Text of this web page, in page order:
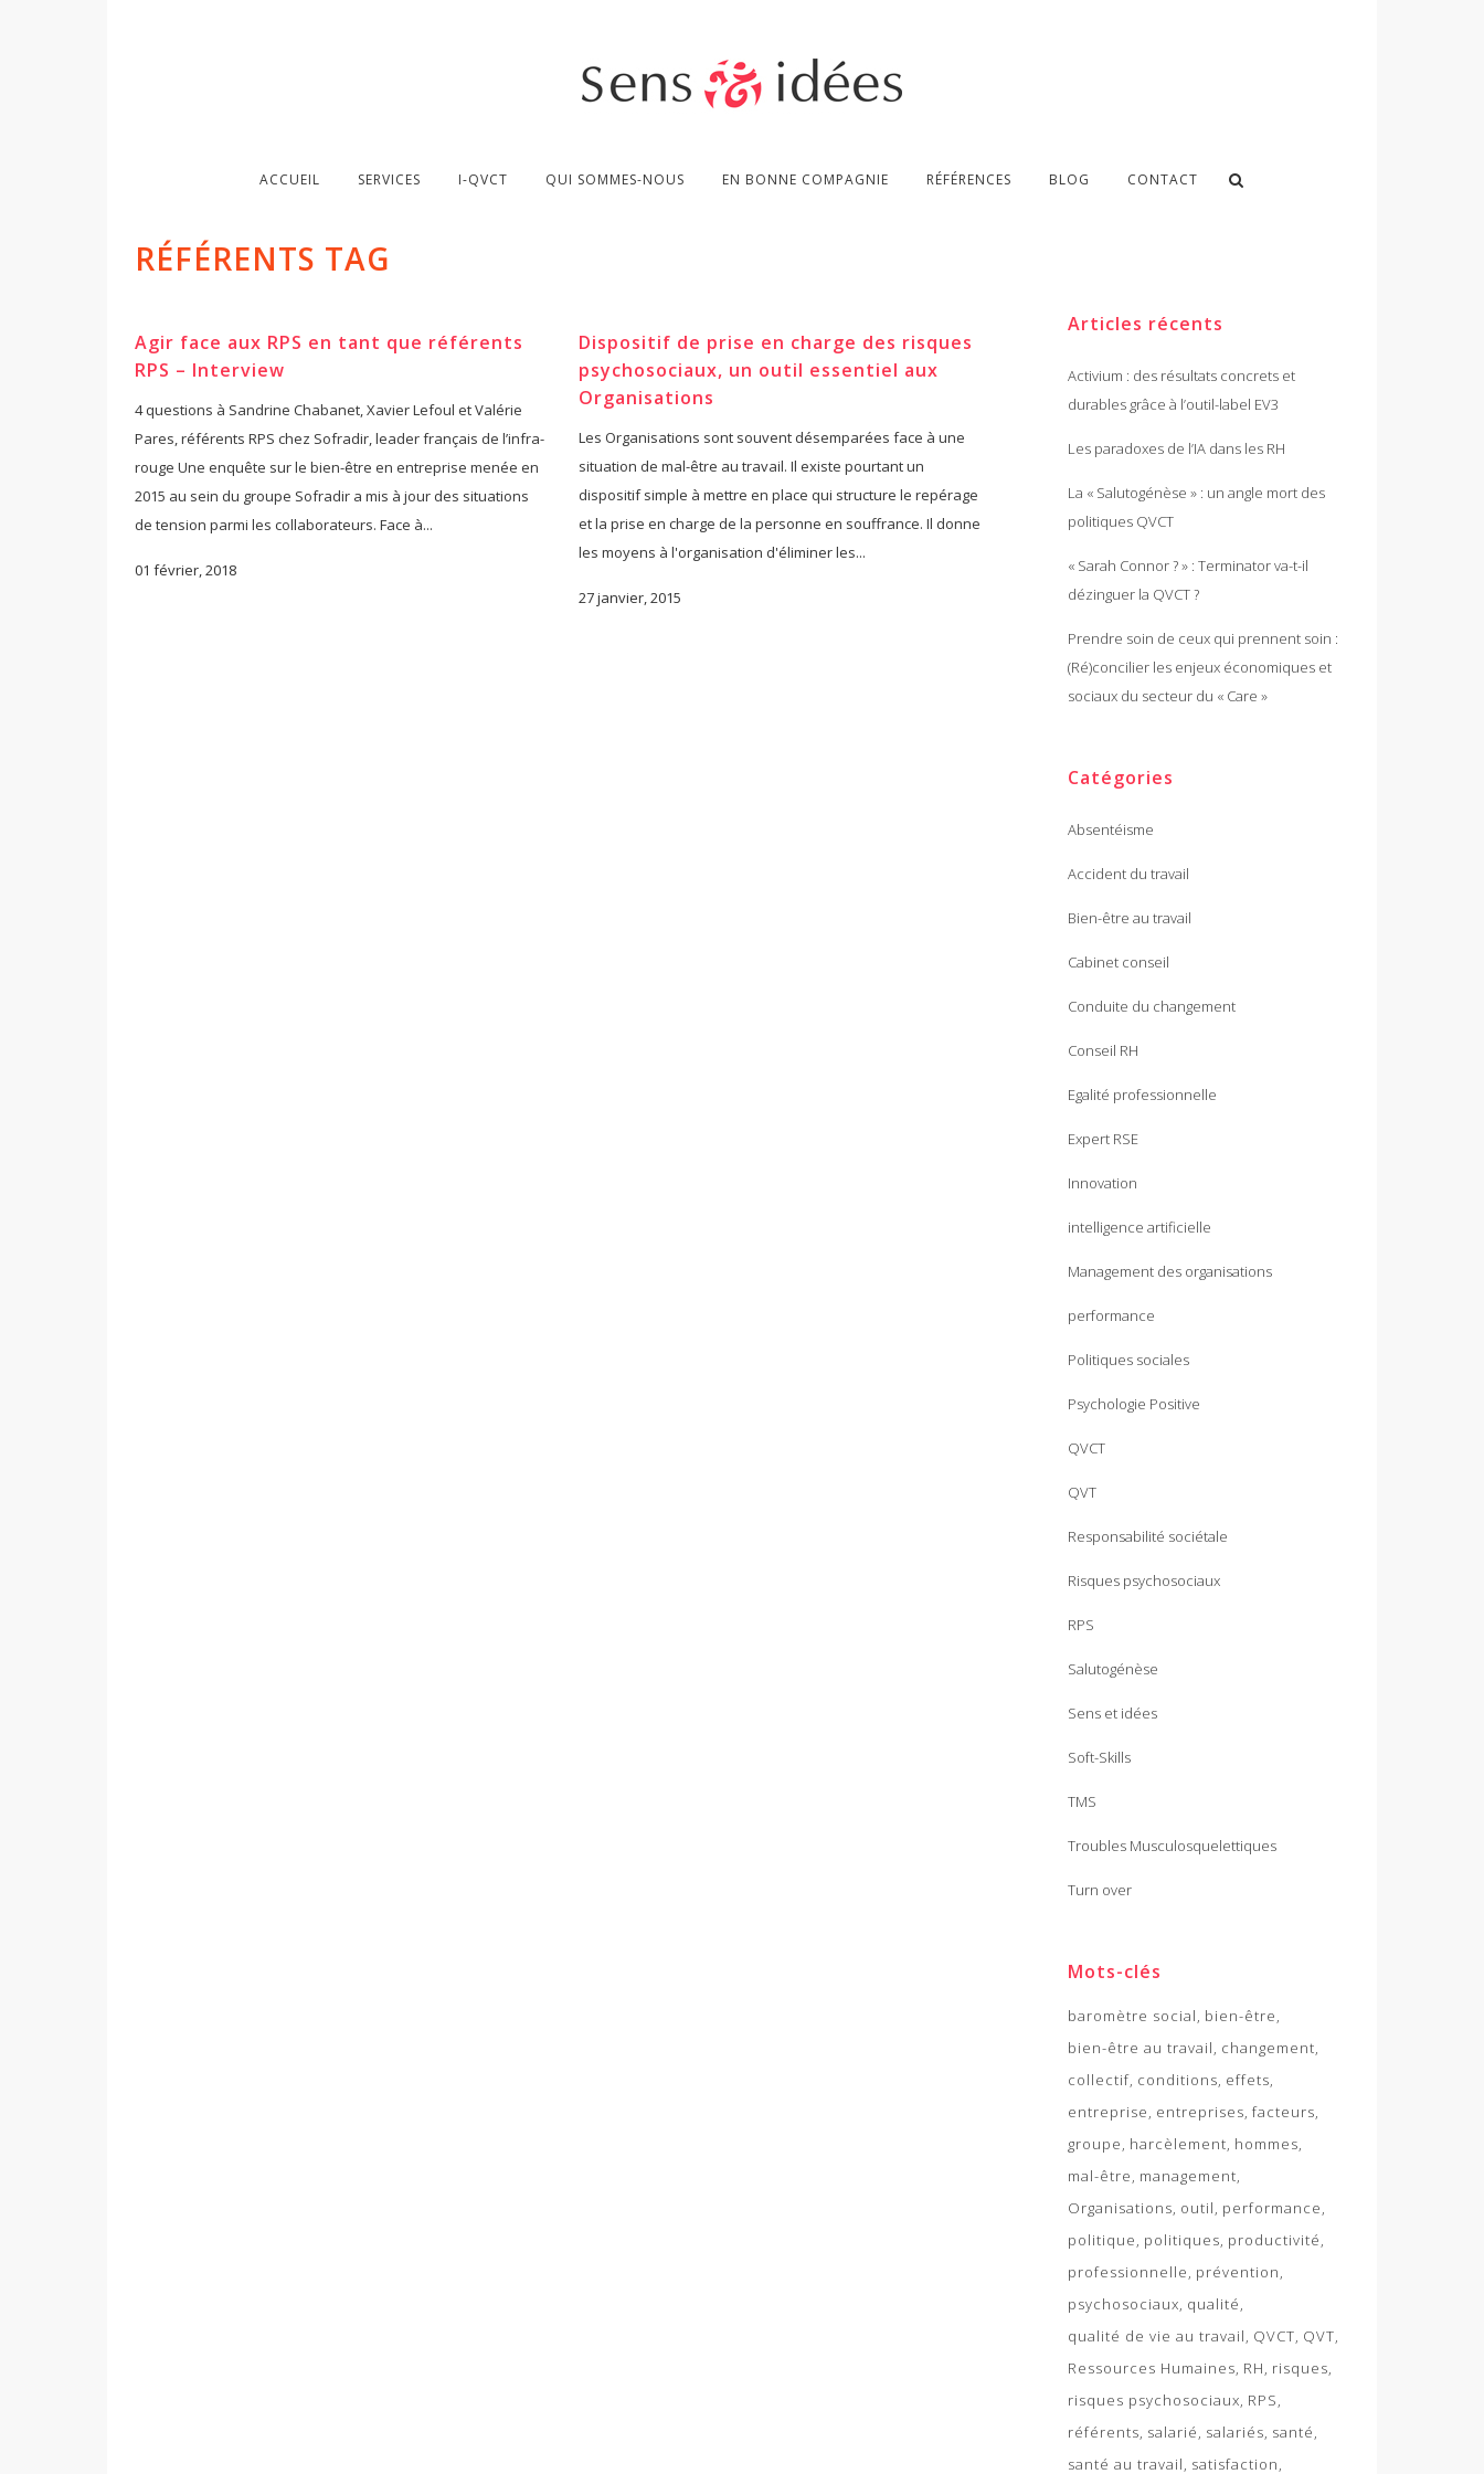
ACCUEIL SERVICES I-QVCT QUI SOMMES-NOUS EN BONNE COMPAGNIE RÉFÉRENCES BLOG CONTACT
RÉFÉRENTS TAG
Agir face aux RPS en tant que référents
RPS – Interview
4 questions à Sandrine Chabanet, Xavier Lefoul et Valérie
Pares, référents RPS chez Sofradir, leader français de l’infra-
rouge Une enquête sur le bien-être en entreprise menée en
2015 au sein du groupe Sofradir a mis à jour des situations
de tension parmi les collaborateurs. Face à...
01 février, 2018
Dispositif de prise en charge des risques
psychosociaux, un outil essentiel aux
Organisations
Les Organisations sont souvent désemparées face à une
situation de mal-être au travail. Il existe pourtant un
dispositif simple à mettre en place qui structure le repérage
et la prise en charge de la personne en souffrance. Il donne
les moyens à l'organisation d'éliminer les...
27 janvier, 2015
Articles récents
Activium : des résultats concrets et
durables grâce à l’outil-label EV3
Les paradoxes de l’IA dans les RH
La « Salutogénèse » : un angle mort des
politiques QVCT
« Sarah Connor ? » : Terminator va-t-il
dézinguer la QVCT ?
Prendre soin de ceux qui prennent soin :
(Ré)concilier les enjeux économiques et
sociaux du secteur du « Care »
Catégories
Absentéisme
Accident du travail
Bien-être au travail
Cabinet conseil
Conduite du changement
Conseil RH
Egalité professionnelle
Expert RSE
Innovation
intelligence artificielle
Management des organisations
performance
Politiques sociales
Psychologie Positive
QVCT
QVT
Responsabilité sociétale
Risques psychosociaux
RPS
Salutogénèse
Sens et idées
Soft-Skills
TMS
Troubles Musculosquelettiques
Turn over
Mots-clés
baromètre social bien-être
bien-être au travail changement
collectif conditions effets
entreprise entreprises facteurs
groupe harcèlement hommes
mal-être management
Organisations outil performance
politique politiques productivité
professionnelle prévention
psychosociaux qualité
qualité de vie au travail QVCT QVT
Ressources Humaines RH risques
risques psychosociaux RPS
référents salarié salariés santé
santé au travail satisfaction